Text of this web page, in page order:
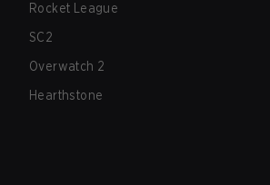
Rocket League
SC2
Overwatch 2
Hearthstone